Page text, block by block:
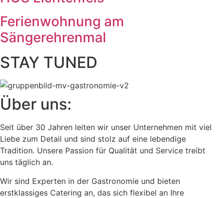
Ferienwohnung am
Sängerehrenmal
STAY TUNED
Über uns:
Seit über 30 Jahren leiten wir unser Unternehmen mit viel
Liebe zum Detail und sind stolz auf eine lebendige
Tradition. Unsere Passion für Qualität und Service treibt
uns täglich an.
Wir sind Experten in der Gastronomie und bieten
erstklassiges Catering an, das sich flexibel an Ihre